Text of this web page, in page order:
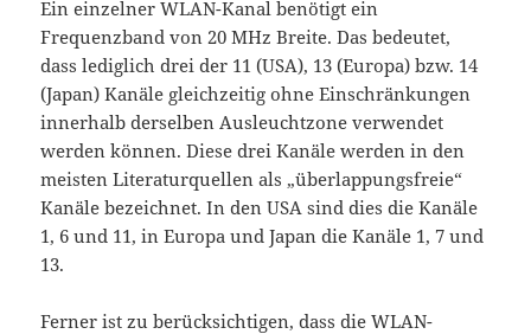
Ein einzelner WLAN-Kanal benötigt ein
Frequenzband von 20 MHz Breite. Das bedeutet,
dass lediglich drei der 11 (USA), 13 (Europa) bzw. 14
(Japan) Kanäle gleichzeitig ohne Einschränkungen
innerhalb derselben Ausleuchtzone verwendet
werden können. Diese drei Kanäle werden in den
meisten Literaturquellen als „überlappungsfreie“
Kanäle bezeichnet. In den USA sind dies die Kanäle
1, 6 und 11, in Europa und Japan die Kanäle 1, 7 und
13.
Ferner ist zu berücksichtigen, dass die WLAN-